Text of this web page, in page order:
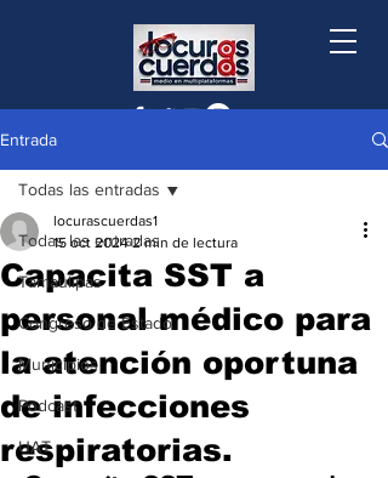
Entrada
Todas las entradas
Tamaulipas
Congreso de Estado
Municipios
Podcast
UAT
Todas las entradas
Capacita SST a
personal médico para
la atención oportuna
de infecciones
respiratorias.
locurascuerdas1
15 oct 2024 2 min de lectura